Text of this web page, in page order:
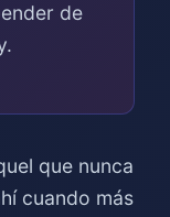
de
que nunca
cuando más